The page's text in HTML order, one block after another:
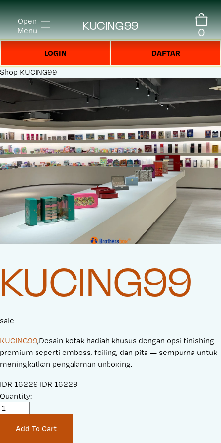
Open
Menu
KUCING99 0
LOGIN DAFTAR
Shop KUCING99
KUCING99
sale
KUCING99,Desain kotak hadiah khusus dengan opsi finishing
premium seperti emboss, foiling, dan pita — sempurna untuk
meningkatkan pengalaman unboxing.
S
a
IDR 16229 O
IDR 16229
Quantity:
Add To Cart